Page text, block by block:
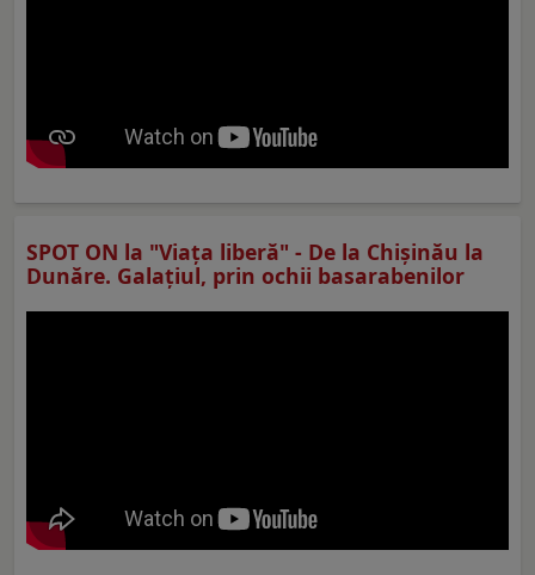
SPOT ON la "Viaţa liberă" - De la Chișinău la
Dunăre. Galațiul, prin ochii basarabenilor